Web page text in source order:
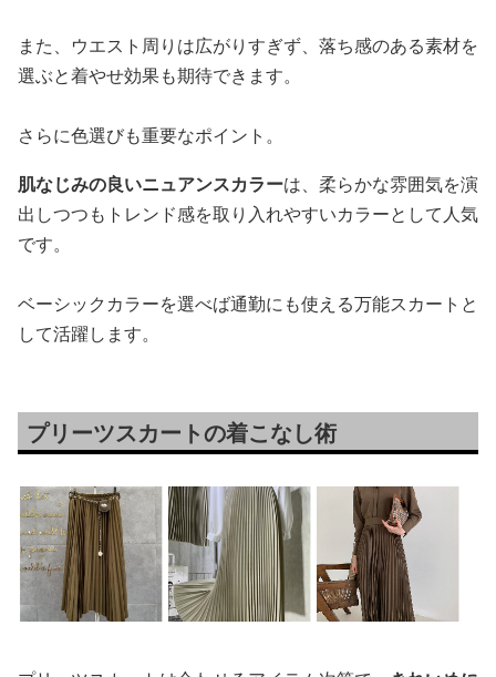
また、ウエスト周りは広がりすぎず、落ち感のある素材を
選ぶと着やせ効果も期待できます。
さらに色選びも重要なポイント。
肌なじみの良いニュアンスカラーは、柔らかな雰囲気を演
出しつつもトレンド感を取り入れやすいカラーとして人気
です。
ベーシックカラーを選べば通勤にも使える万能スカートと
して活躍します。
プリーツスカートの着こなし術